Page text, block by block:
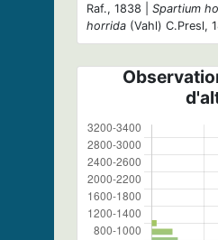
Raf., 1838 | Spartium
horrida (Vahl) C.Presl,